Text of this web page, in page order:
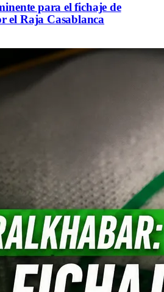
para el fichaje de
el Raja Casablanca